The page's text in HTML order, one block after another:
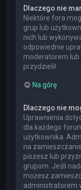
Dlaczego nie
Niektóre fora
grup lub
nich lub
odpowiednie
moderatorem lub
przydzielił.
Na górę
Dlaczego nie
Uprawnienia
dla każdego
użytkownika.
na
piszesz lub
grupom. Jeśli
możesz
administratorem